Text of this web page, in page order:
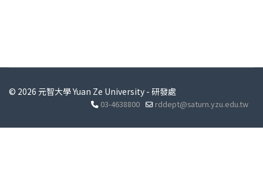
© 2026 元智大學 Yuan Ze University - 研發處
03-4638800 rddept@saturn.yzu.edu.tw